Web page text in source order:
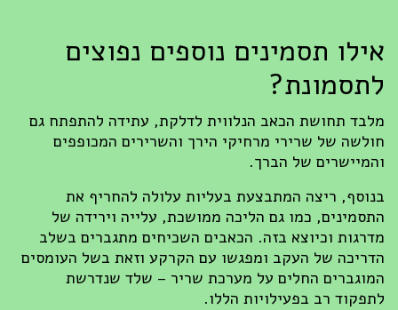
אילו תסמינים נוספים נפוצים
לתסמונת?
מלבד תחושת הכאב הנלווית לדלקת, עתידה להתפתח גם
חולשה של שרירי מרחיקי הירך והשרירים המכופפים
והמיישרים של הברך.
בנוסף, ריצה המתבצעת בעליות עלולה להחריף את
התסמינים, כמו גם הליכה ממושכת, עלייה וירידה של
מדרגות וכיוצא בזה. הכאבים השכיחים מתגברים בשלב
הדריכה של העקב ומפגשו עם הקרקע וזאת בשל העומסים
המוגברים החלים על מערכת שריר – שלד שנדרשת
לתפקוד רב בפעילויות הללו.